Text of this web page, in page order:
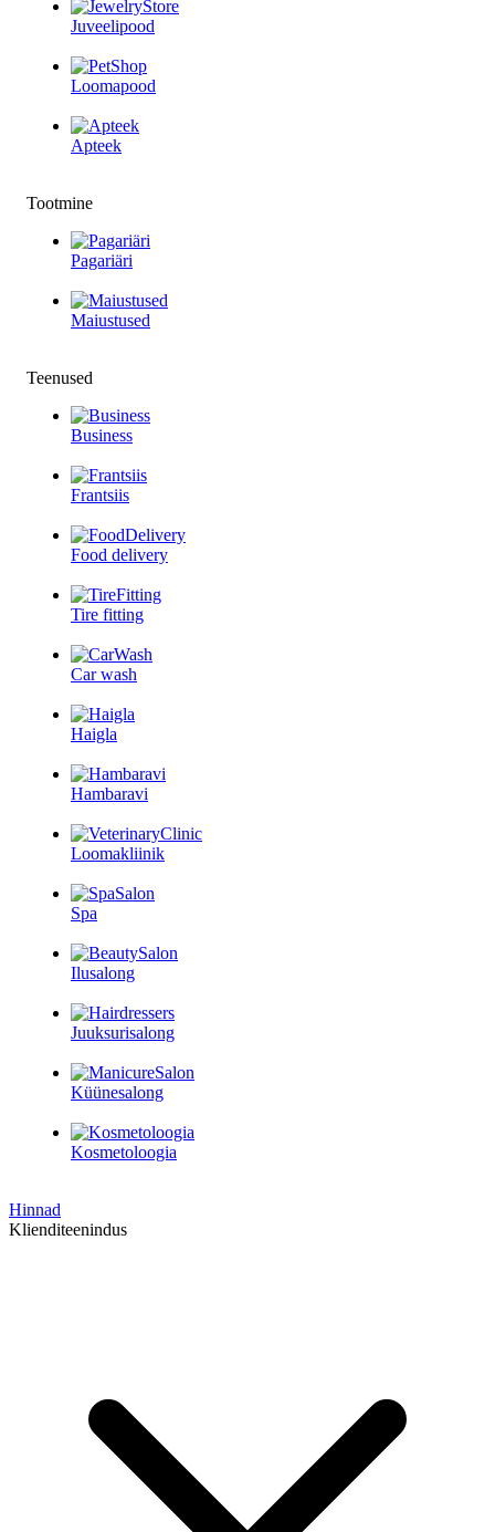
Juveelipood
Loomapood
Apteek
Tootmine
Pagariäri
Maiustused
Teenused
Business
Frantsiis
Food delivery
Tire fitting
Car wash
Haigla
Hambaravi
Loomakliinik
Spa
Ilusalong
Juuksurisalong
Küünesalong
Kosmetoloogia
Hinnad
Klienditeenindus